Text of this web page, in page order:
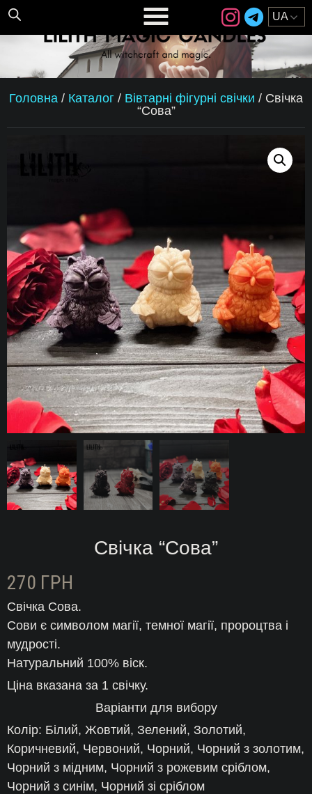
Головна / Каталог / Вівтарні фігурні свічки / Свічка
“Сова”
Свічка “Сова”
270 ГРН
Свічка Сова.
Сови є символом магії, темної магії, пророцтва і
мудрості.
Натуральний 100% віск.
Ціна вказана за 1 свічку.
Варіанти для вибору
Колір: Білий, Жовтий, Зелений, Золотий,
Коричневий, Червоний, Чорний, Чорний з золотим,
Чорний з мідним, Чорний з рожевим сріблом,
Чорний з синім, Чорний зі сріблом